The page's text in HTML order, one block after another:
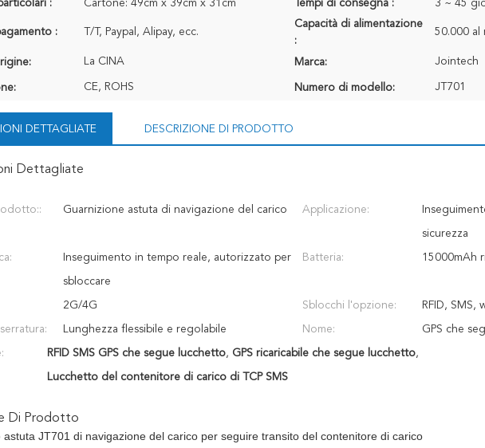
: Cartone: 49cm x 39cm x 31cm Tempi di consegna : 3 ~ 45
: T/T, Paypal, Alipay, ecc.
Capacità di alimentazione
:
50.000 al
La CINA Marca: Jointech
CE, ROHS Numero di modello: JT701
DETTAGLIATE DESCRIZIONE DI PRODOTTO
Dettagliate
Guarnizione astuta di navigazione del carico Applicazione:
sicurezza
Inseguimento in tempo reale, autorizzato per
sbloccare
Batteria: 15000mAh
2G/4G Sblocchi l'opzione: RFID, SMS,
Lunghezza flessibile e regolabile Nome: GPS che
RFID SMS GPS che segue lucchetto, GPS ricaricabile che segue lucchetto,
Lucchetto del contenitore di carico di TCP SMS
Di Prodotto
astuta JT701 di navigazione del carico per seguire transito del contenitore di carico